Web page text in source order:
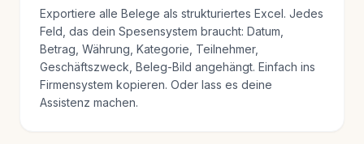
Exportiere alle Belege als strukturiertes Excel. Jedes
Feld, das dein Spesensystem braucht: Datum,
Betrag, Währung, Kategorie, Teilnehmer,
Geschäftszweck, Beleg-Bild angehängt. Einfach ins
Firmensystem kopieren. Oder lass es deine
Assistenz machen.